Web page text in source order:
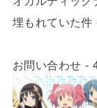
埋もれていた件
お問い合わせ -